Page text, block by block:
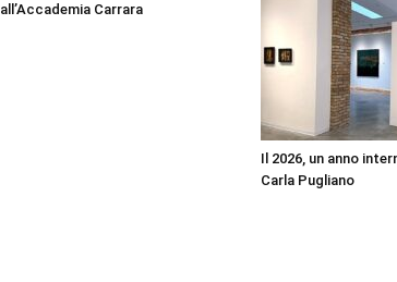
all’Accademia Carrara
Il 2026, un anno
Carla Pugliano